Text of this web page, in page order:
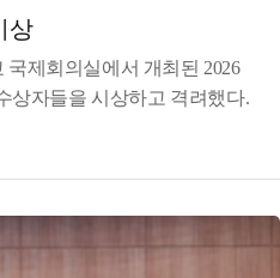
상
회의실에서 개최된 2026
상자들을 시상하고 격려했다.
념)하고 한림대학교가